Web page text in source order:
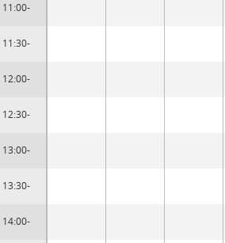
11:00-
11:30-
12:00-
12:30-
13:00-
13:30-
14:00-